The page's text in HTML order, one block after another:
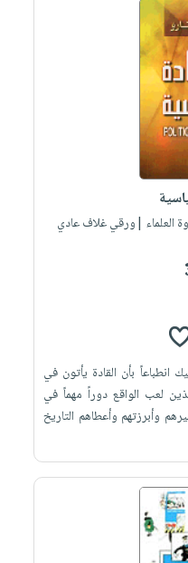
العلماء |ورقي غلاف عادي
انطباعاً بأن القادة يأتون في
لعب الواقع دوراً مهماً في
وأبرزتهم وأعطاهم التاريخ